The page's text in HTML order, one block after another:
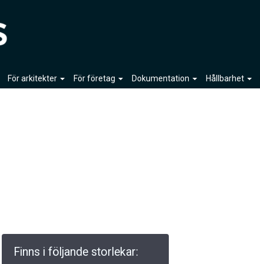
För arkitekter För företag Dokumentation Hållbarhet
Finns i följande storlekar: